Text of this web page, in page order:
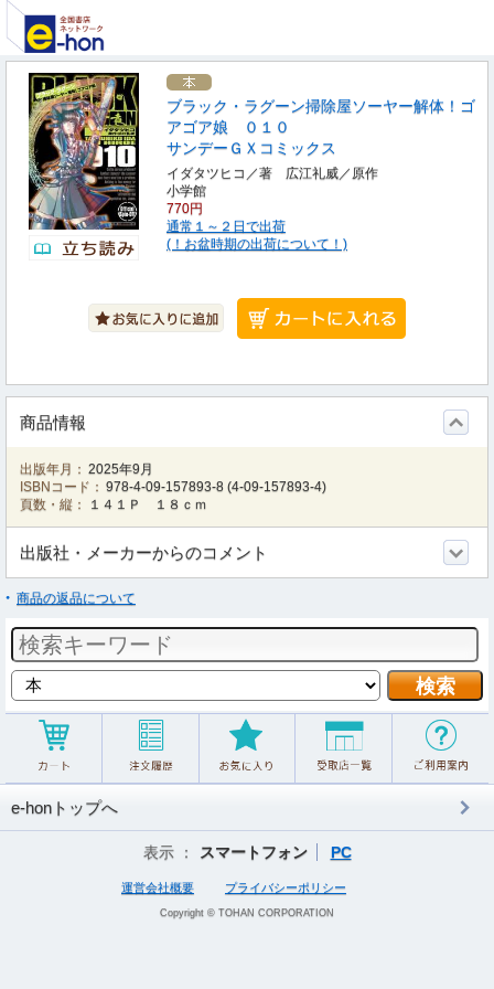
ブラック・ラグーン掃除屋ソーヤー解体！ゴ
アゴア娘 ０１０
サンデーＧＸコミックス
イダタツヒコ／著 広江礼威／原作
小学館
770円
通常１～２日で出荷
(！お盆時期の出荷について！)
商品情報
出版年月： 2025年9月
ISBNコード： 978-4-09-157893-8 (4-09-157893-4)
頁数・縦：
１４１Ｐ １８ｃｍ
出版社・メーカーからのコメント
商品の返品について
e-honトップへ
表示 ： スマートフォン PC
運営会社概要 プライバシーポリシー
Copyright © TOHAN CORPORATION